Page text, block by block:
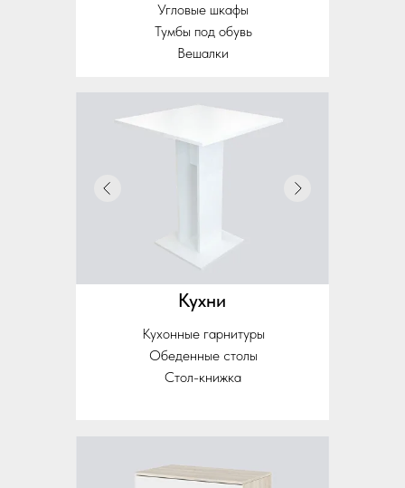
Кухни
Кухонные гарнитуры
Обеденные столы
Стол-книжка
Угловые шкафы
Тумбы под обувь
Вешалки